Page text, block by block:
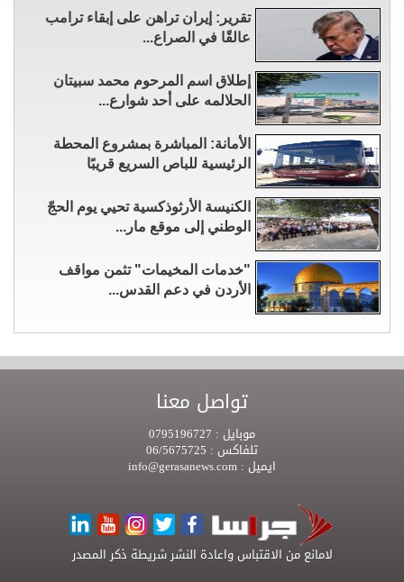
تقرير: إيران تراهن على إبقاء ترامب
عالقًا في الصراع...
إطلاق اسم المرحوم محمد سبيتان
الحلالمه على أحد شوارع...
الأمانة: المباشرة بمشروع المحطة
الرئيسية للباص السريع قريبًا
الكنيسة الأرثوذكسية تحيي يوم الحجّ
الوطني إلى موقع مار...
"خدمات المخيمات" تثمن مواقف
الأردن في دعم القدس...
تواصل معنا
موبايل :
تلفاكس :
ايميل :
لامانع من الاقتباس واعادة النشر شريطة ذكر المصدر